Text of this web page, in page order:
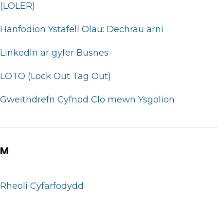
(LOLER)
Hanfodion Ystafell Olau: Dechrau arni
LinkedIn ar gyfer Busnes
LOTO (Lock Out Tag Out)
Gweithdrefn Cyfnod Clo mewn Ysgolion
M
Rheoli Cyfarfodydd